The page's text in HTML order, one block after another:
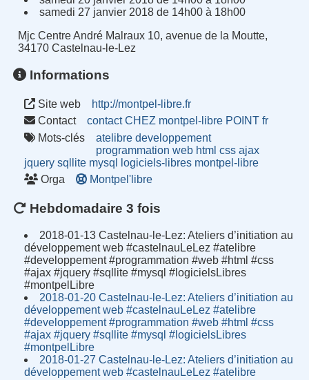
samedi 27 janvier 2018 de 14h00 à 18h00
Mjc Centre André Malraux 10, avenue de la Moutte,
34170 Castelnau-le-Lez
Informations
Site web
http://montpel-libre.fr
Contact
contact CHEZ montpel-libre POINT fr
Mots-clés
atelibre developpement
programmation web html css ajax
jquery sqllite mysql logiciels-libres montpel-libre
Orga
Montpel'libre
Hebdomadaire 3 fois
2018-01-13 Castelnau-le-Lez: Ateliers d’initiation au
développement web #castelnauLeLez #atelibre
#developpement #programmation #web #html #css
#ajax #jquery #sqllite #mysql #logicielsLibres
#montpelLibre
2018-01-20 Castelnau-le-Lez: Ateliers d’initiation au
développement web #castelnauLeLez #atelibre
#developpement #programmation #web #html #css
#ajax #jquery #sqllite #mysql #logicielsLibres
#montpelLibre
2018-01-27 Castelnau-le-Lez: Ateliers d’initiation au
développement web #castelnauLeLez #atelibre